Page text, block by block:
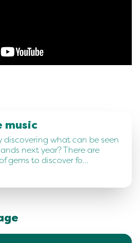
music
discovering what can be seen
next year? There are
gems to discover fo…